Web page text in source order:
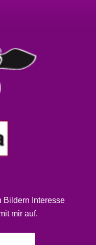
Bildern Interesse
mir auf.